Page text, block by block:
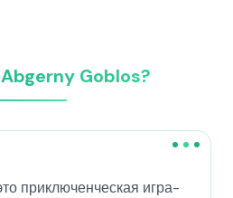
Goblos?
приключенческая игра-